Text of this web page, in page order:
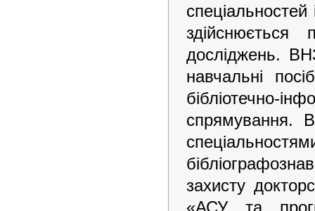
спеціальностей
досліджень.
навчальні
бібліотечно-
спрямування.
захисту
«АСУ та